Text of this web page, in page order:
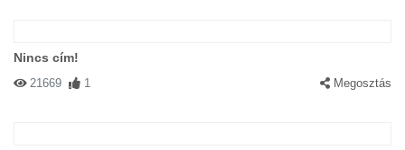
Nincs cím!
21669 1 Megosztás